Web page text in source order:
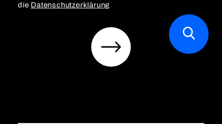
die Datenschutzerklärung